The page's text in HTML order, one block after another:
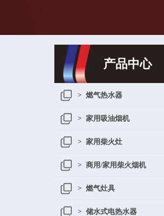
产品中心
> 燃气热水器
> 家用吸油烟机
> 家用柴火灶
> 商用/家用柴火烟机
> 燃气灶具
> 储水式电热水器